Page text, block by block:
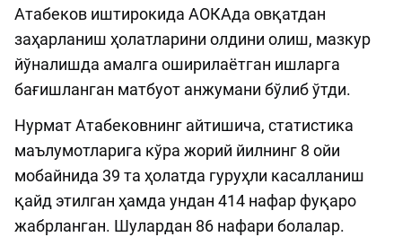
Атабеков иштирокида АОКАда овқатдан
заҳарланиш ҳолатларини олдини олиш, мазкур
йўналишда амалга оширилаётган ишларга
бағишланган матбуот анжумани бўлиб ўтди.
Нурмат Атабековнинг айтишича, статистика
маълумотларига кўра жорий йилнинг 8 ойи
мобайнида 39 та ҳолатда гуруҳли касалланиш
қайд этилган ҳамда ундан 414 нафар фуқаро
жабрланган. Шулардан 86 нафари болалар.